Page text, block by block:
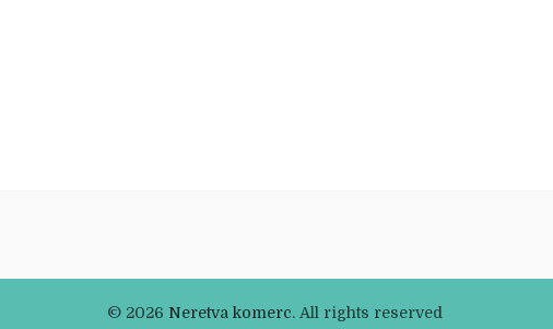
© 2026 Neretva komerc. All rights reserved